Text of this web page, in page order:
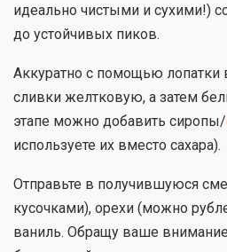
идеально чистыми и сухими!)
до устойчивых пиков.
Аккуратно с помощью
сливки желтковую, а затем
этапе можно добавить сиропы/
используете их вместо сахара).
Отправьте в получившуюся
кусочками), орехи (можно
ваниль. Обращу ваше